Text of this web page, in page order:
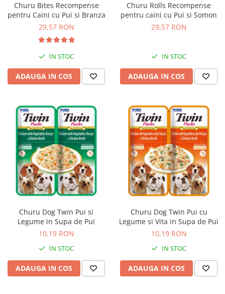
Diete Veterinare Caini
Suplimente Nutritive Caini
Cosuri, Culcusuri si Perne
Covorase Absorbante
Lese, zgarzi si hamuri
Lapte pentru Caini
Hainute Caini
Jucarii Caini
Educare si Dresaj
Genti, Custi Transport
Castroane, Boluri si Accesorii
Antiparazitare
Solutii educative si antistres
Hrana Raw
Bult
Lovely Hunter
Sampoane si Balsamuri
Igiena Oculara
Articole Periaj
Forfecute si Clesti
Igiena Orala si Dentara
Igiena Blana si Piele
Lapte pentru Pisici
Suplimente Nutritive Pisici
Cosuri, Culcusuri si Perne
Sisaluri si Ansambluri de Joaca
Nisip, Silicat si Asternuturi pentru
Pisici
Churu Bites Recompense
pentru Caini cu Pui si Branza
29,57 RON
IN STOC
ADAUGA IN COS
Churu Rolls Recompense
pentru caini cu Pui si Somon
29,57 RON
IN STOC
ADAUGA IN COS
Churu Dog Twin Pui si
Legume in Supa de Pui
10,19 RON
IN STOC
ADAUGA IN COS
Churu Dog Twin Pui cu
Legume si Vita in Supa de Pui
10,19 RON
IN STOC
ADAUGA IN COS